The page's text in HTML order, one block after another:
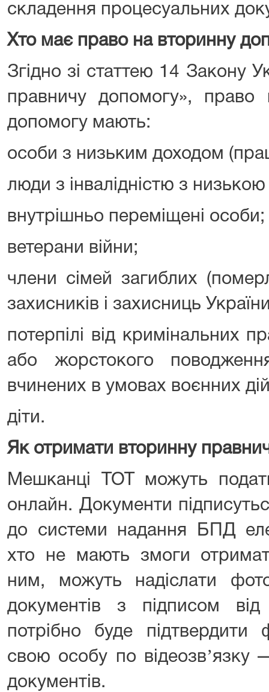
складення процесуальних
Хто має право на вторинну
Згідно зі статтею 14 Закону
правничу допомогу», право
допомогу мають:
особи з низьким доходом
люди з інвалідністю з
внутрішньо переміщені особи;
ветерани війни;
члени сімей загиблих
захисників і захисниць
потерпілі від кримінальних
або жорстокого
вчинених в умовах воєнних
діти.
Як отримати вторинну
Мешканці ТОТ можуть
онлайн. Документи
до системи надання БПД
хто не мають змоги
ним, можуть надіслати
документів з підписом
потрібно буде
свою особу по відеозвʼязку
документів.